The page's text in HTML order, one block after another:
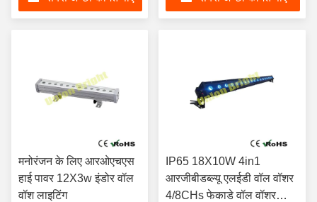
मनोरंजन के लिए आरओएचएस
हाई पावर 12X3w इंडोर वॉल
वॉश लाइटिंग
IP65 18X10W 4in1
आरजीबीडब्ल्यू एलईडी वॉल वॉशर
4/8CHs फेकाडे वॉल वॉशर